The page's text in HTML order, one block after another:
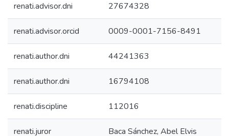
renati.advisor.dni 27674328
renati.advisor.orcid 0009-0001-7156-8491
renati.author.dni 44241363
renati.author.dni 16794108
renati.discipline 112016
renati.juror Baca Sánchez, Abel Elvis